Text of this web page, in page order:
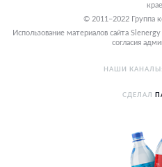
крае.
© 2011–2022 Группа
Использование материалов сайта
согласия
НАШИ КАНАЛЫ:
СДЕЛАЛ